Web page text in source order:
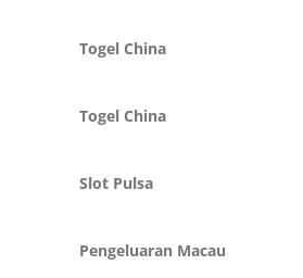
Togel China
Togel China
Slot Pulsa
Pengeluaran Macau